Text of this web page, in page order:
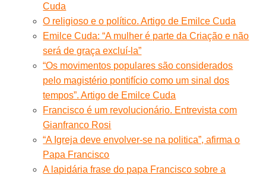
Cuda
O religioso e o político. Artigo de Emilce Cuda
Emilce Cuda: “A mulher é parte da Criação e não
será de graça excluí-la”
“Os movimentos populares são considerados
pelo magistério pontifício como um sinal dos
tempos”. Artigo de Emilce Cuda
Francisco é um revolucionário. Entrevista com
Gianfranco Rosi
“A Igreja deve envolver-se na politica”, afirma o
Papa Francisco
A lapidária frase do papa Francisco sobre a